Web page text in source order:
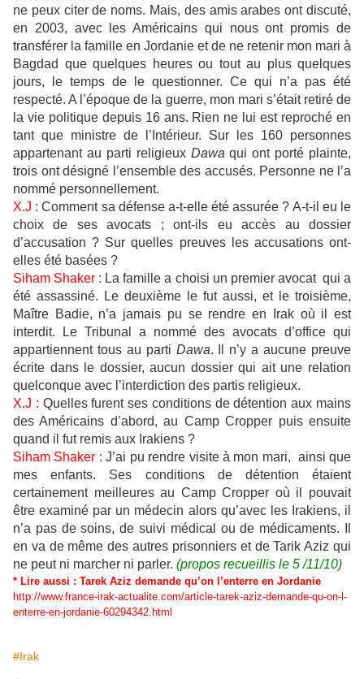
ne peux citer de noms. Mais, des amis arabes ont discuté,
en 2003, avec les Américains qui nous ont promis de
transférer la famille en Jordanie et de ne retenir mon mari à
Bagdad que quelques heures ou tout au plus quelques
jours, le temps de le questionner. Ce qui n’a pas été
respecté. A l’époque de la guerre, mon mari s’était retiré de
la vie politique depuis 16 ans. Rien ne lui est reproché en
tant que ministre de l’Intérieur. Sur les 160 personnes
appartenant au parti religieux Dawa qui ont porté plainte,
trois ont désigné l’ensemble des accusés. Personne ne l’a
nommé personnellement.
X.J : Comment sa défense a-t-elle été assurée ? A-t-il eu le
choix de ses avocats ; ont-ils eu accès au dossier
d’accusation ? Sur quelles preuves les accusations ont-
elles été basées ?
Siham Shaker : La famille a choisi un premier avocat qui a
été assassiné. Le deuxième le fut aussi, et le troisième,
Maître Badie, n’a jamais pu se rendre en Irak où il est
interdit. Le Tribunal a nommé des avocats d’office qui
appartiennent tous au parti Dawa. Il n’y a aucune preuve
écrite dans le dossier, aucun dossier qui ait une relation
quelconque avec l’interdiction des partis religieux.
X.J : Quelles furent ses conditions de détention aux mains
des Américains d’abord, au Camp Cropper puis ensuite
quand il fut remis aux Irakiens ?
Siham Shaker : J’ai pu rendre visite à mon mari, ainsi que
mes enfants. Ses conditions de détention étaient
certainement meilleures au Camp Cropper où il pouvait
être examiné par un médecin alors qu’avec les Irakiens, il
n’a pas de soins, de suivi médical ou de médicaments. Il
en va de même des autres prisonniers et de Tarik Aziz qui
ne peut ni marcher ni parler. (propos recueillis le 5 /11/10)
* Lire aussi : Tarek Aziz demande qu’on l’enterre en Jordanie
http://www.france-irak-actualite.com/article-tarek-aziz-demande-qu-on-l-
enterre-en-jordanie-60294342.html
#Irak